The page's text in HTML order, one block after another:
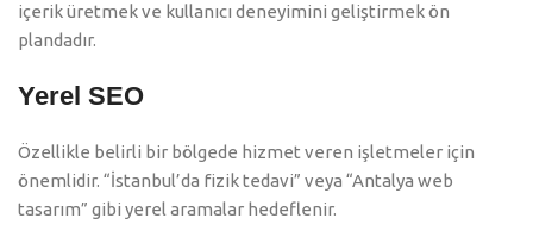
içerik üretmek ve kullanıcı deneyimini geliştirmek ön
plandadır.
Yerel SEO
Özellikle belirli bir bölgede hizmet veren işletmeler için
önemlidir. “İstanbul’da fizik tedavi” veya “Antalya web
tasarım” gibi yerel aramalar hedeflenir.